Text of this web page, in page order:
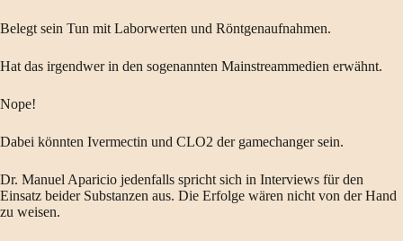
Belegt sein Tun mit Laborwerten und Röntgenaufnahmen.
Hat das irgendwer in den sogenannten Mainstreammedien erwähnt.
Nope!
Dabei könnten Ivermectin und CLO2 der gamechanger sein.
Dr. Manuel Aparicio jedenfalls spricht sich in Interviews für den
Einsatz beider Substanzen aus. Die Erfolge wären nicht von der Hand
zu weisen.